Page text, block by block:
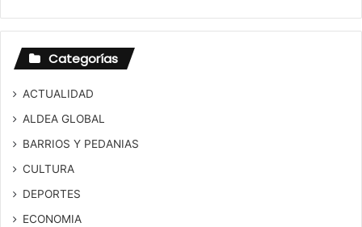
Categorías
ACTUALIDAD
ALDEA GLOBAL
BARRIOS Y PEDANIAS
CULTURA
DEPORTES
ECONOMIA